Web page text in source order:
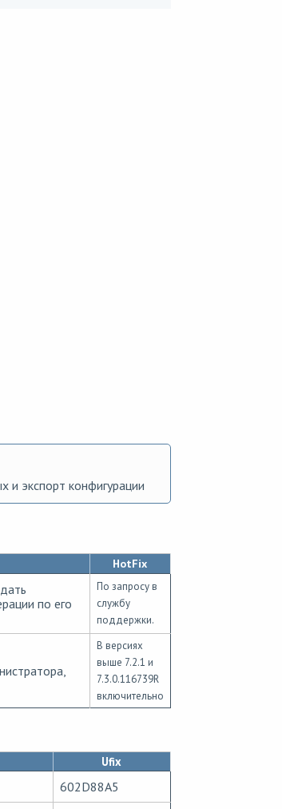
экспорт конфигурации
HotFix
по его
По запросу в
службу
поддержки.
В версиях
выше 7.2.1 и
7.3.0.116739R
включительно
Ufix
602D88A5